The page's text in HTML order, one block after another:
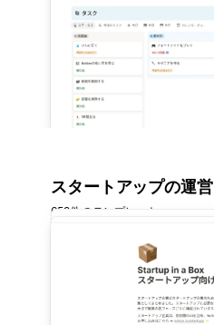
スタートアップの運営
659件のテンプレート